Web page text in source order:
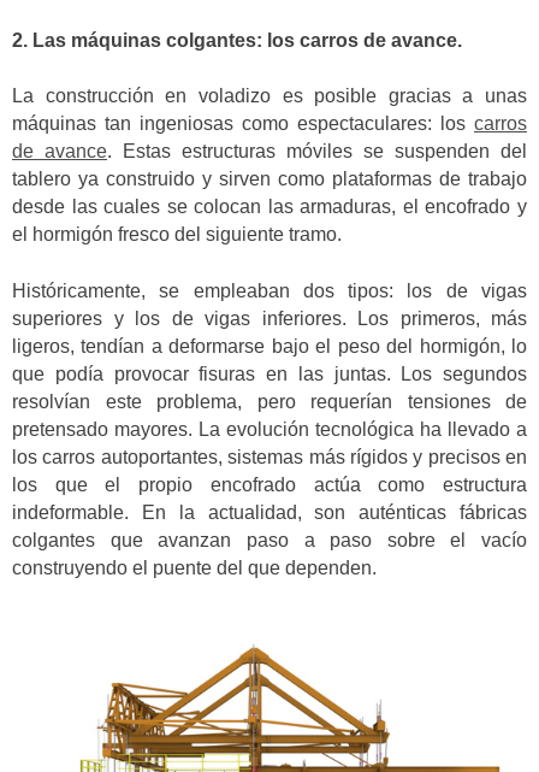
2. Las máquinas colgantes: los carros de avance.
La construcción en voladizo es posible gracias a unas
máquinas tan ingeniosas como espectaculares: los carros
de avance. Estas estructuras móviles se suspenden del
tablero ya construido y sirven como plataformas de trabajo
desde las cuales se colocan las armaduras, el encofrado y
el hormigón fresco del siguiente tramo.
Históricamente, se empleaban dos tipos: los de vigas
superiores y los de vigas inferiores. Los primeros, más
ligeros, tendían a deformarse bajo el peso del hormigón, lo
que podía provocar fisuras en las juntas. Los segundos
resolvían este problema, pero requerían tensiones de
pretensado mayores. La evolución tecnológica ha llevado a
los carros autoportantes, sistemas más rígidos y precisos en
los que el propio encofrado actúa como estructura
indeformable. En la actualidad, son auténticas fábricas
colgantes que avanzan paso a paso sobre el vacío
construyendo el puente del que dependen.